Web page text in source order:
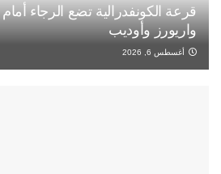
قرعة الكونفدرالية تضع الرجاء
واريورز وأوديب
أغسطس 6, 2026